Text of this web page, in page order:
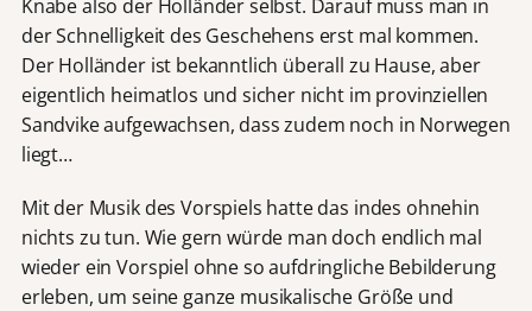
Knabe also der Holländer selbst. Darauf muss man in
der Schnelligkeit des Geschehens erst mal kommen.
Der Holländer ist bekanntlich überall zu Hause, aber
eigentlich heimatlos und sicher nicht im provinziellen
Sandvike aufgewachsen, dass zudem noch in Norwegen
liegt…
Mit der Musik des Vorspiels hatte das indes ohnehin
nichts zu tun. Wie gern würde man doch endlich mal
wieder ein Vorspiel ohne so aufdringliche Bebilderung
erleben, um seine ganze musikalische Größe und